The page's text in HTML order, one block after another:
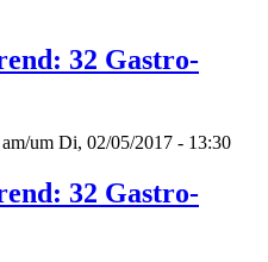
32 Gastro-
am/um Di, 02/05/2017 - 13:30
32 Gastro-